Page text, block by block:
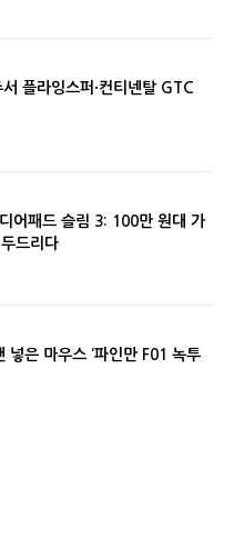
플라잉스퍼·컨티넨탈 GTC
어패드 슬림 3: 100만 원대 가
드리다
넣은 마우스 ‘파인만 F01 녹투